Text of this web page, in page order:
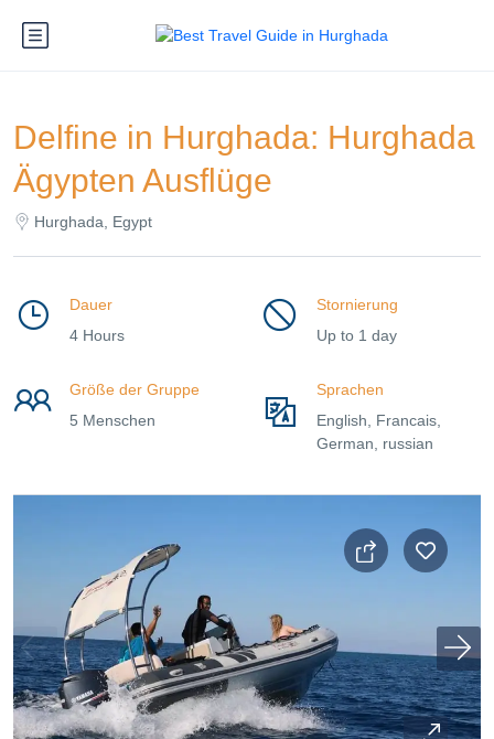
Delfine in Hurghada: Hurghada
Ägypten Ausflüge
Hurghada, Egypt
Dauer
4 Hours
Stornierung
Up to 1 day
Größe der Gruppe
5 Menschen
Sprachen
English, Francais,
German, russian